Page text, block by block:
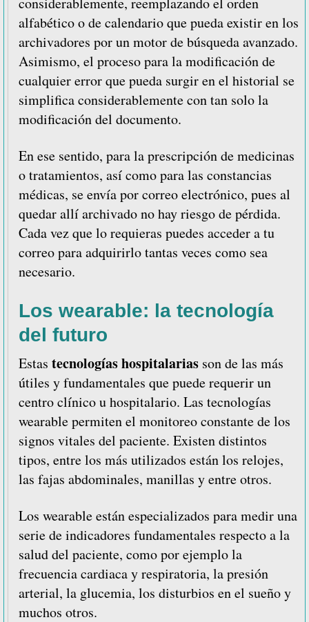
alfabético o de calendario que pueda existir en los
archivadores por un motor de búsqueda avanzado.
Asimismo, el proceso para la modificación de
cualquier error que pueda surgir en el historial se
simplifica considerablemente con tan solo la
modificación del documento.
En ese sentido, para la prescripción de medicinas
o tratamientos, así como para las constancias
médicas, se envía por correo electrónico, pues al
quedar allí archivado no hay riesgo de pérdida.
Cada vez que lo requieras puedes acceder a tu
correo para adquirirlo tantas veces como sea
necesario.
Los wearable: la tecnología
del futuro
Estas tecnologías hospitalarias son de las más
útiles y fundamentales que puede requerir un
centro clínico u hospitalario. Las tecnologías
wearable permiten el monitoreo constante de los
signos vitales del paciente. Existen distintos
tipos, entre los más utilizados están los relojes,
las fajas abdominales, manillas y entre otros.
Los wearable están especializados para medir una
serie de indicadores fundamentales respecto a la
salud del paciente, como por ejemplo la
frecuencia cardiaca y respiratoria, la presión
arterial, la glucemia, los disturbios en el sueño y
muchos otros.